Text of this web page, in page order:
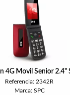
4G Movil Senior 2.4"
Referencia: 2342R
Marca: SPC